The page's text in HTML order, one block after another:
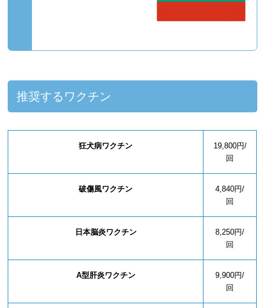
推奨するワクチン
狂犬病ワクチン
19,800円/
回
破傷風ワクチン
4,840円/
回
日本脳炎ワクチン
8,250円/
回
A型肝炎ワクチン
9,900円/
回